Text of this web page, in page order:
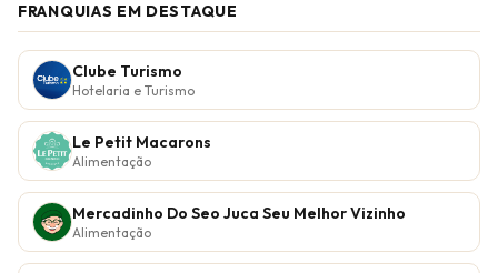
FRANQUIAS EM DESTAQUE
Clube Turismo
Hotelaria e Turismo
Le Petit Macarons
Alimentação
Mercadinho Do Seo Juca Seu Melhor Vizinho
Alimentação